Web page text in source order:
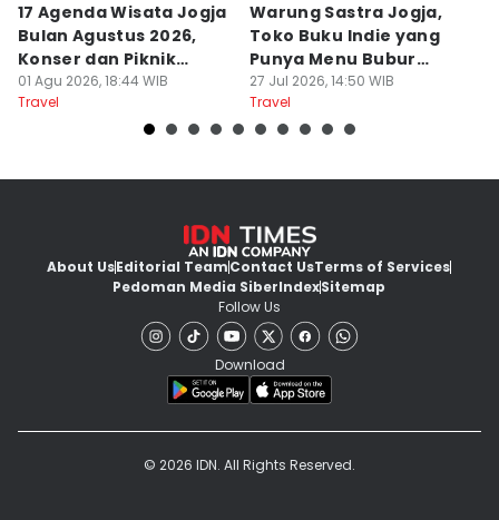
17 Agenda Wisata Jogja
Bulan Agustus 2026,
Konser dan Piknik
Literasi
01 Agu 2026, 18:44 WIB
Travel
Warung Sastra Jogja,
Toko Buku Indie yang
Punya Menu Bubur
Manado
27 Jul 2026, 14:50 WIB
Travel
About UsEditorial TeamContact UsTerms of Services
Pedoman Media SiberIndexSitemap
Follow Us
Download
© 2026 IDN. All Rights Reserved.